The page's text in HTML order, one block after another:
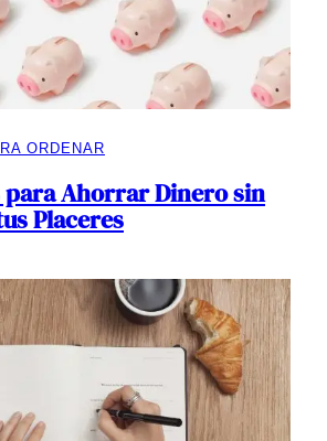
ORDENAR
para Ahorrar Dinero sin
Placeres